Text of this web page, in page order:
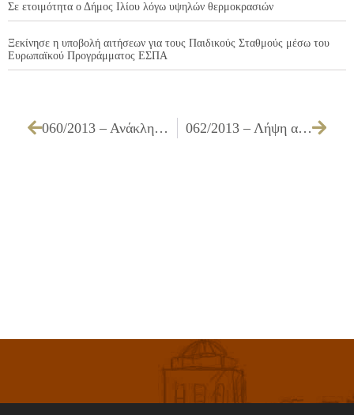
Σε ετοιμότητα ο Δήμος Ιλίου λόγω υψηλών θερμοκρασιών
Ξεκίνησε η υποβολή αιτήσεων για τους Παιδικούς Σταθμούς μέσω του
Ευρωπαϊκού Προγράμματος ΕΣΠΑ
060/2013 – Ανάκληση προέγκρισης ίδρυσης καταστήματος και χορήγηση νέας 062/2013 – Λήψη απόφασης για χορήγηση αδειών ίδρυσης και λειτουργίας καταστημάτων υγειονομικού ενδιαφέροντος